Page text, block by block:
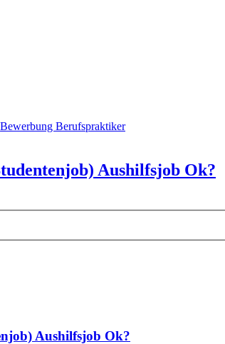
Bewerbung Berufspraktiker
Aushilfsjob Ok?
Aushilfsjob Ok?